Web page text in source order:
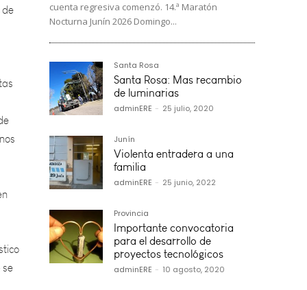
cuenta regresiva comenzó. 14.ª Maratón
Nocturna Junín 2026 Domingo...
Santa Rosa
Santa Rosa: Mas recambio
de luminarias
adminERE - 25 julio, 2020
Junín
Violenta entradera a una
familia
adminERE - 25 junio, 2022
Provincia
Importante convocatoria
para el desarrollo de
proyectos tecnológicos
adminERE - 10 agosto, 2020